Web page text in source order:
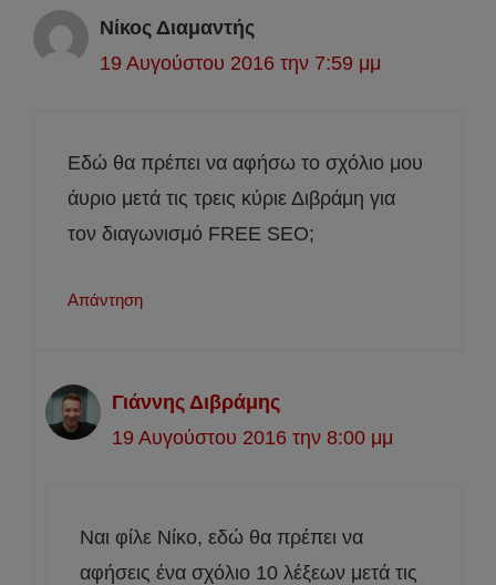
Νίκος Διαμαντής
19 Αυγούστου 2016 την 7:59 μμ
Εδώ θα πρέπει να αφήσω το σχόλιο μου
άυριο μετά τις τρεις κύριε Διβράμη για
τον διαγωνισμό FREE SEO;
Απάντηση
Γιάννης Διβράμης
19 Αυγούστου 2016 την 8:00 μμ
Ναι φίλε Νίκο, εδώ θα πρέπει να
αφήσεις ένα σχόλιο 10 λέξεων μετά τις